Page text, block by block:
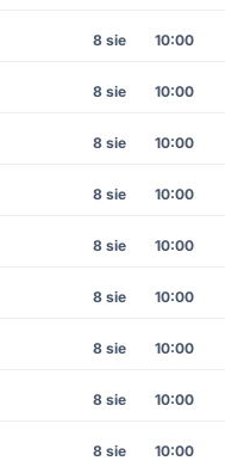
8 sie 10:00
8 sie 10:00
8 sie 10:00
8 sie 10:00
8 sie 10:00
8 sie 10:00
8 sie 10:00
8 sie 10:00
8 sie 10:00